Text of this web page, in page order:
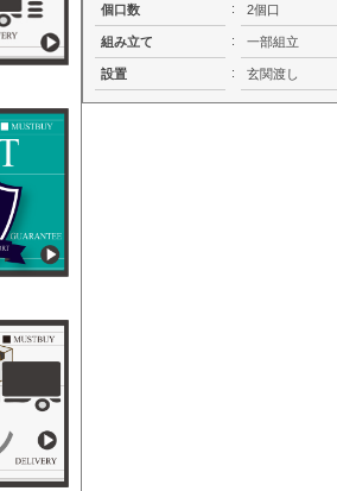
個口数 : 2個口
組み立て : 一部組立
設置 : 玄関渡し